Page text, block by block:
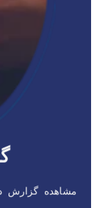
مشاهده گزارش
این قابلیت به شما کمک میکند که کنترلی ۳۶۰ درجه بر مرکز
تماس خودتون
گزارشات